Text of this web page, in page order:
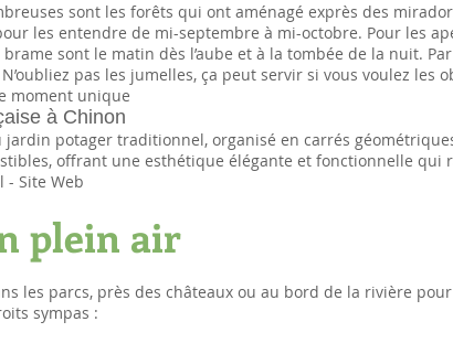
sont les forêts qui ont aménagé exprès des
les entendre de mi-septembre à mi-octobre. Pour les
sont le matin dès l’aube et à la tombée de la nuit.
pas les jumelles, ça peut servir si vous voulez les
moment unique
à Chinon
jardin potager traditionnel, organisé en carrés
offrant une esthétique élégante et fonctionnelle qui
- Site Web
plein air
les parcs, près des châteaux ou au bord de la rivière
sympas :